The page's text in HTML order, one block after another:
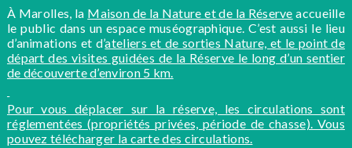
À Marolles, la Maison de la Nature et de la Réserve accueille
le public dans un espace muséographique. C’est aussi le lieu
d’animations et d’ateliers et de sorties Nature, et le point de
départ des visites guidées de la Réserve le long d’un sentier
de découverte d’environ 5 km.
Pour vous déplacer sur la réserve, les circulations sont
réglementées (propriétés privées, période de chasse). Vous
pouvez télécharger la carte des circulations.